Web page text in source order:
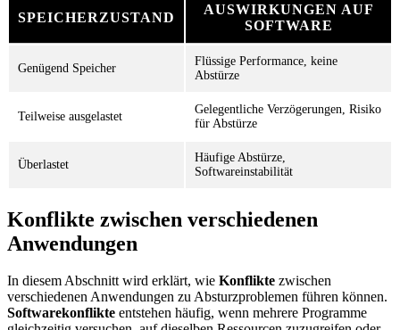
SPEICHERZUSTAND
AUSWIRKUNGEN AUF
SOFTWARE
Genügend Speicher
Flüssige Performance, keine
Abstürze
Teilweise ausgelastet
Gelegentliche Verzögerungen, Risiko
für Abstürze
Überlastet
Häufige Abstürze,
Softwareinstabilität
Konflikte zwischen verschiedenen
Anwendungen
In diesem Abschnitt wird erklärt, wie Konflikte zwischen
verschiedenen Anwendungen zu Absturzproblemen führen können.
Softwarekonflikte entstehen häufig, wenn mehrere Programme